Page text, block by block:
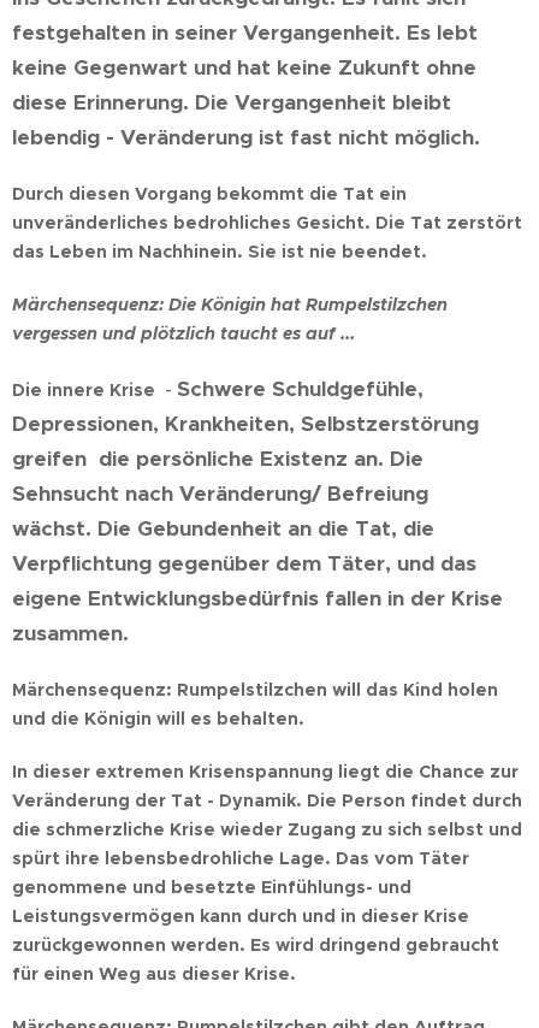
festgehalten in seiner Vergangenheit. Es lebt
keine Gegenwart und hat keine Zukunft ohne
diese Erinnerung. Die Vergangenheit bleibt
lebendig - Veränderung ist fast nicht möglich.
Durch diesen Vorgang bekommt die Tat ein
unveränderliches bedrohliches Gesicht. Die Tat zerstört
das Leben im Nachhinein. Sie ist nie beendet.
Märchensequenz: Die Königin hat Rumpelstilzchen
vergessen und plötzlich taucht es auf ...
Die innere Krise - Schwere Schuldgefühle,
Depressionen, Krankheiten, Selbstzerstörung
greifen die persönliche Existenz an. Die
Sehnsucht nach Veränderung/ Befreiung
wächst. Die Gebundenheit an die Tat, die
Verpflichtung gegenüber dem Täter, und das
eigene Entwicklungsbedürfnis fallen in der Krise
zusammen.
Märchensequenz: Rumpelstilzchen will das Kind holen
und die Königin will es behalten.
In dieser extremen Krisenspannung liegt die Chance zur
Veränderung der Tat - Dynamik. Die Person findet durch
die schmerzliche Krise wieder Zugang zu sich selbst und
spürt ihre lebensbedrohliche Lage. Das vom Täter
genommene und besetzte Einfühlungs- und
Leistungsvermögen kann durch und in dieser Krise
zurückgewonnen werden. Es wird dringend gebraucht
für einen Weg aus dieser Krise.